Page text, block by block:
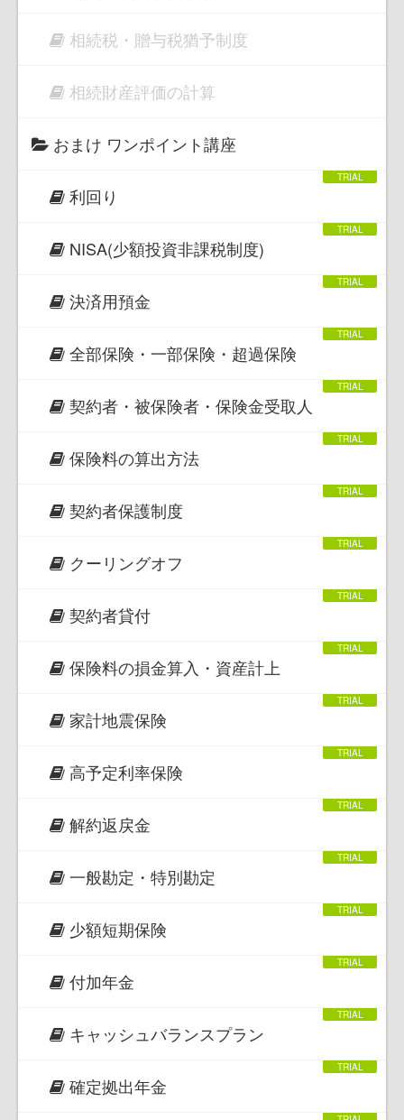
相続税・贈与税猶予制度
相続財産評価の計算
おまけ ワンポイント講座
利回り
NISA(少額投資非課税制度)
決済用預金
全部保険・一部保険・超過保険
契約者・被保険者・保険金受取人
保険料の算出方法
契約者保護制度
クーリングオフ
契約者貸付
保険料の損金算入・資産計上
家計地震保険
高予定利率保険
解約返戻金
一般勘定・特別勘定
少額短期保険
付加年金
キャッシュバランスプラン
確定拠出年金